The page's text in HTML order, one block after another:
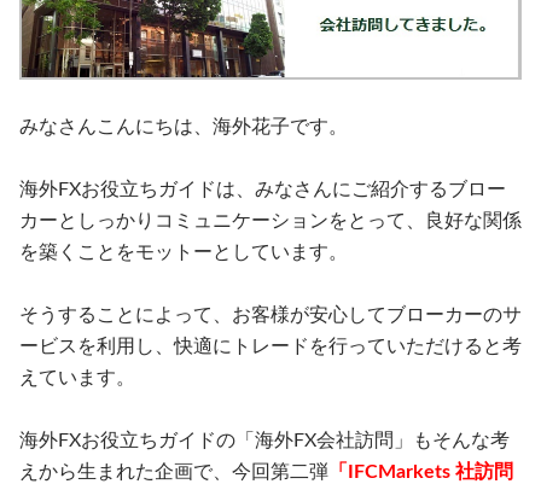
みなさんこんにちは、海外花子です。
海外FXお役立ちガイドは、みなさんにご紹介するブロー
カーとしっかりコミュニケーションをとって、良好な関係
を築くことをモットーとしています。
そうすることによって、お客様が安心してブローカーのサ
ービスを利用し、快適にトレードを行っていただけると考
えています。
海外FXお役立ちガイドの「海外FX会社訪問」もそんな考
えから生まれた企画で、今回第二弾 「IFCMarkets 社訪問